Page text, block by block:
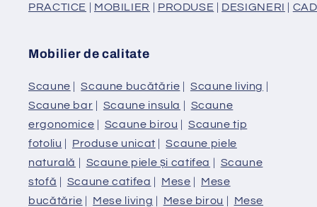
PRACTICE | MOBILIER | PRODUSE | DESIGNERI |
Mobilier de calitate
Scaune |Scaune bucătărie | Scaune living |
Scaune bar | Scaune insula | Scaune
ergonomice | Scaune birou | Scaune tip
fotoliu | Produse unicat |Scaune piele
naturală | Scaune piele și catifea | Scaune
stofă | Scaune catifea | Mese | Mese
bucătărie | Mese living | Mese birou | Mese